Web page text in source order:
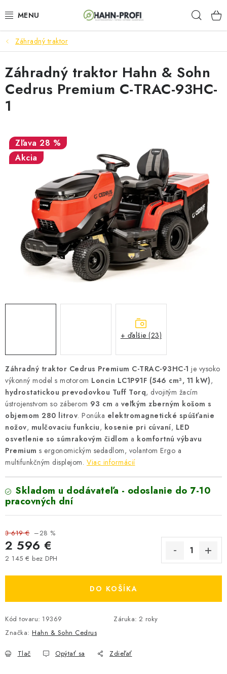
na
ELEKTROCENTRÁLY
ZAHRADNÍ TECHNIKA
STAVEBNÁ TECHNIKA
ODVLHČOVAČE A VENTILÁTORY
KLIMATIZÁCIA
VYHRIEVANIE
OUTLET
VRÁTENIE TOVARU A REKLAMÁCIE
KONTAKTY
Obchodné podmienky
Zásady ochrany osobných údajov
Ceny přepravy
Kontakty
Záhradný traktor
Záhradný traktor Cedrus Premium C-TRAC-93HC-1 je vysoko
výkonný model s motorom Loncin LC1P91F (546 cm³, 11 kW),
hydrostatickou prevodovkou Tuff Torq, dvojitým žacím
ústrojenstvom so záberom 93 cm a veľkým zberným košom s
objemom 280 litrov. Ponúka elektromagnetické spúšťanie
nožov, mulčovaciu funkciu, kosenie pri cúvaní, LED
osvetlenie so súmrakovým čidlom a komfortnú výbavu
Premium s ergonomickým sedadlom, volantom Ergo a
multifunkčným displejom. Viac informácií
Skladom u dodávateľa - odoslanie do 7-10
pracovných dní
3 619 € –28 %
2 596 €
2 145 € bez DPH
DO KOŠÍKA
Kód tovaru: 19369 Záruka: 2 roky
Značka: Hahn & Sohn Cedrus
Tlač Opýtať sa Zdieľať
Záhradný traktor Hahn & Sohn
Cedrus Premium C-TRAC-93HC-
1
28 %
Akcia
+ ďalšie (23)